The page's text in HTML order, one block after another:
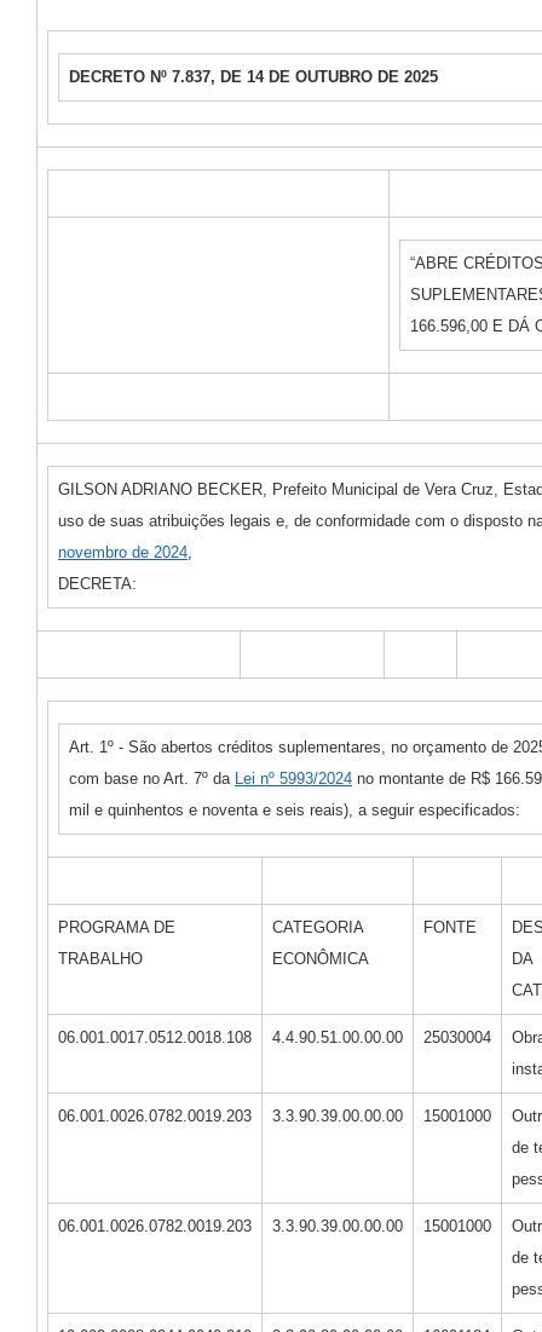
DECRETO Nº 7.837, DE 14 DE OUTUBRO DE 2025
“ABRE
166.596,00 E DÁ
GILSON ADRIANO BECKER, Prefeito Municipal de Vera Cruz,
uso de suas atribuições legais e, de conformidade com o disposto
novembro de 2024
DECRETA:
Art. 1º - São abertos créditos suplementares, no orçamento de
com base no Art. 7º da
Lei nº 5993/2024 no montante de R$
mil e quinhentos e noventa e seis reais), a seguir especificados:
PROGRAMA DE
TRABALHO
CATEGORIA
ECONÔMICA
FONTE
DA
06.001.0017.0512.0018.108 4.4.90.51.00.00.00 25030004
06.001.0026.0782.0019.203 3.3.90.39.00.00.00 15001000
de
06.001.0026.0782.0019.203 3.3.90.39.00.00.00 15001000
de